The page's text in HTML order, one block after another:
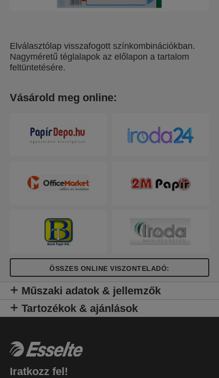
Elválasztólap visszafogott színkombinációkban.
Nagyméretű téglalapok az előlapon a tartalom
feltüntetésére.
Vásárold meg online:
ÖSSZES ONLINE VISZONTELADÓ:
Műszaki adatok & jellemzők
Tartozékok & ajánlások
Iratkozz fel!